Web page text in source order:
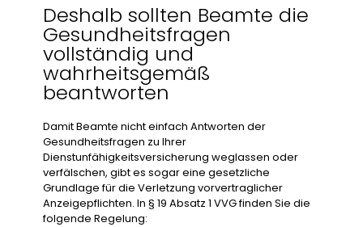
Deshalb sollten Beamte die
Gesundheitsfragen
vollständig und
wahrheitsgemäß
beantworten
Damit Beamte nicht einfach Antworten der
Gesundheitsfragen zu Ihrer
Dienstunfähigkeitsversicherung weglassen oder
verfälschen, gibt es sogar eine gesetzliche
Grundlage für die Verletzung vorvertraglicher
Anzeigepflichten. In § 19 Absatz 1 VVG finden Sie die
folgende Regelung: